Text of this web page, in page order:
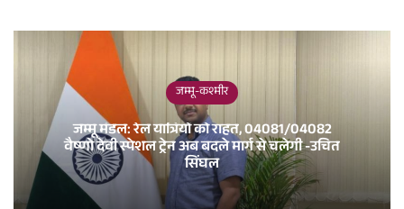
जम्मू-कश्मीर
जम्मू मंडल: रेल यात्रियों को राहत, 04081/04082
वैष्णो देवी स्पेशल ट्रेन अब बदले मार्ग से चलेगी -उचित
सिंघल